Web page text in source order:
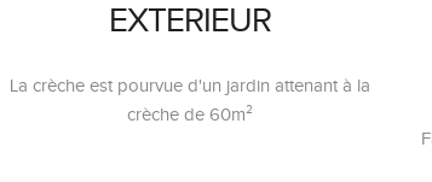
EXTERIEUR
La crèche est pourvue d'un jardin attenant à la
crèche de 60m²